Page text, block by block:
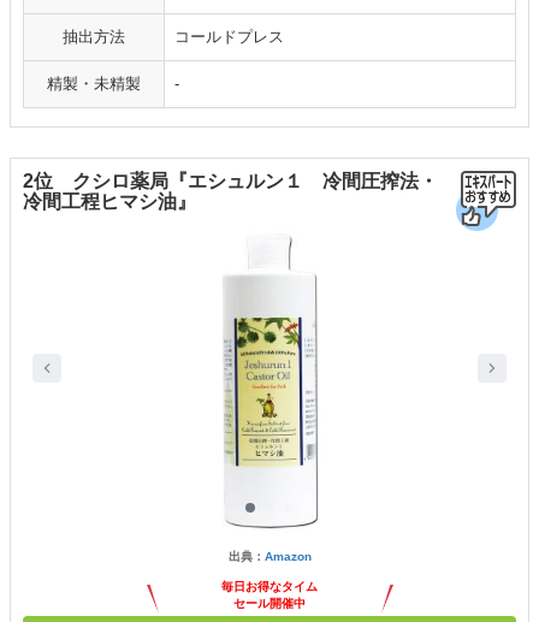
抽出方法 コールドプレス
精製・未精製 -
2位 クシロ薬局『エシュルン１ 冷間圧搾法・
冷間工程ヒマシ油』
出典： Amazon
毎日お得なタイム
セール開催中